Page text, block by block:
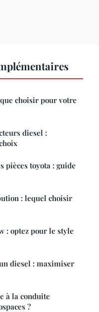
choisir pour votre
diesel :
pièces toyota : guide
: lequel choisir
: optez pour le style
diesel : maximiser
à la conduite
?